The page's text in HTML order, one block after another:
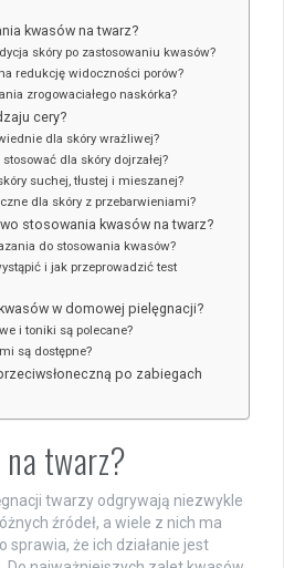
kwasów na twarz?
skóry po zastosowaniu kwasów?
redukcję widoczności porów?
zrogowaciałego naskórka?
cery?
dla skóry wrażliwej?
dla skóry dojrzałej?
suchej, tłustej i mieszanej?
dla skóry z przebarwieniami?
stosowania kwasów na twarz?
do stosowania kwasów?
i jak przeprowadzić test
w domowej pielęgnacji?
i toniki są polecane?
są dostępne?
po zabiegach
na twarz?
twarzy odgrywają niezwykle
źródeł, a wiele z nich ma
sprawia, że ich działanie jest